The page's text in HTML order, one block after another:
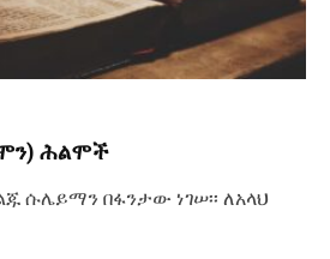
ሕልሞች
ሱሌይማን በፋንታው ነገሠ፡፡ ለአላህ